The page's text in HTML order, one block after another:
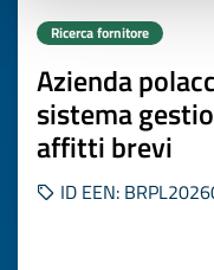
Ricerca fornitore
Azienda
sistema
affitti brevi
ID EEN: